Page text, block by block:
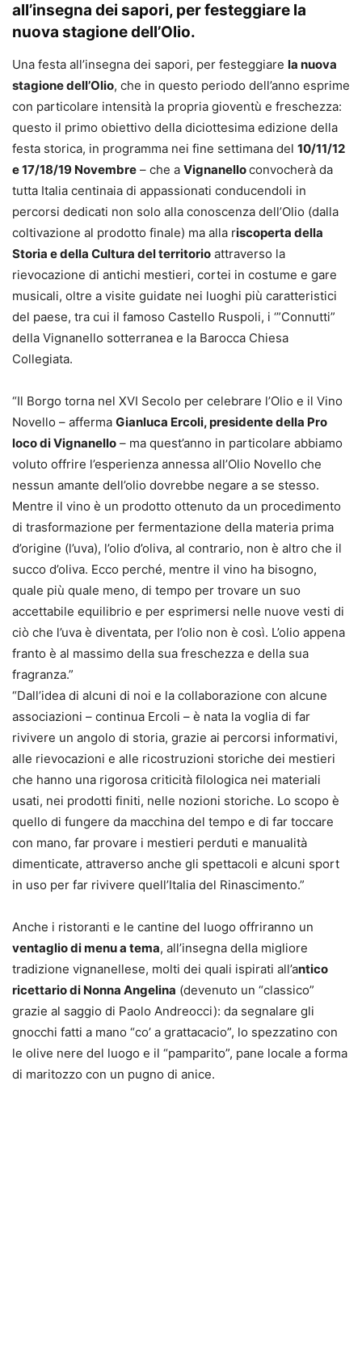
all’insegna dei sapori, per festeggiare la
nuova stagione dell’Olio.
Una festa all’insegna dei sapori, per festeggiare la nuova
stagione dell’Olio, che in questo periodo dell’anno esprime
con particolare intensità la propria gioventù e freschezza:
questo il primo obiettivo della diciottesima edizione della
festa storica, in programma nei fine settimana del 10/11/12
e 17/18/19 Novembre – che a Vignanelloconvocherà da
tutta Italia centinaia di appassionati conducendoli in
percorsi dedicati non solo alla conoscenza dell’Olio (dalla
coltivazione al prodotto finale) ma alla riscoperta della
Storia e della Cultura del territorio attraverso la
rievocazione di antichi mestieri, cortei in costume e gare
musicali, oltre a visite guidate nei luoghi più caratteristici
del paese, tra cui il famoso Castello Ruspoli, i ‘”Connutti”
della Vignanello sotterranea e la Barocca Chiesa
Collegiata.
“Il Borgo torna nel XVI Secolo per celebrare l’Olio e il Vino
Novello – afferma Gianluca Ercoli, presidente della Pro
loco di Vignanello – ma quest’anno in particolare abbiamo
voluto offrire l’esperienza annessa all’Olio Novello che
nessun amante dell’olio dovrebbe negare a se stesso.
Mentre il vino è un prodotto ottenuto da un procedimento
di trasformazione per fermentazione della materia prima
d’origine (l’uva), l’olio d’oliva, al contrario, non è altro che il
succo d’oliva. Ecco perché, mentre il vino ha bisogno,
quale più quale meno, di tempo per trovare un suo
accettabile equilibrio e per esprimersi nelle nuove vesti di
ciò che l’uva è diventata, per l’olio non è così. L’olio appena
franto è al massimo della sua freschezza e della sua
fragranza.”
“Dall’idea di alcuni di noi e la collaborazione con alcune
associazioni – continua Ercoli – è nata la voglia di far
rivivere un angolo di storia, grazie ai percorsi informativi,
alle rievocazioni e alle ricostruzioni storiche dei mestieri
che hanno una rigorosa criticità filologica nei materiali
usati, nei prodotti finiti, nelle nozioni storiche. Lo scopo è
quello di fungere da macchina del tempo e di far toccare
con mano, far provare i mestieri perduti e manualità
dimenticate, attraverso anche gli spettacoli e alcuni sport
in uso per far rivivere quell’Italia del Rinascimento.”
Anche i ristoranti e le cantine del luogo offriranno un
ventaglio di menu a tema, all’insegna della migliore
tradizione vignanellese, molti dei quali ispirati all’antico
ricettario di Nonna Angelina (devenuto un “classico”
grazie al saggio di Paolo Andreocci): da segnalare gli
gnocchi fatti a mano “co’ a grattacacio”, lo spezzatino con
le olive nere del luogo e il “pamparito”, pane locale a forma
di maritozzo con un pugno di anice.